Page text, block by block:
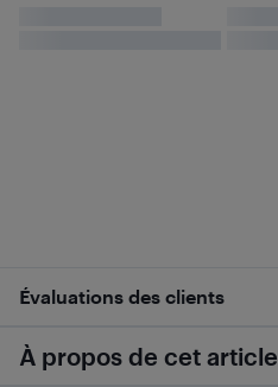
Évaluations des clients
À propos de cet article